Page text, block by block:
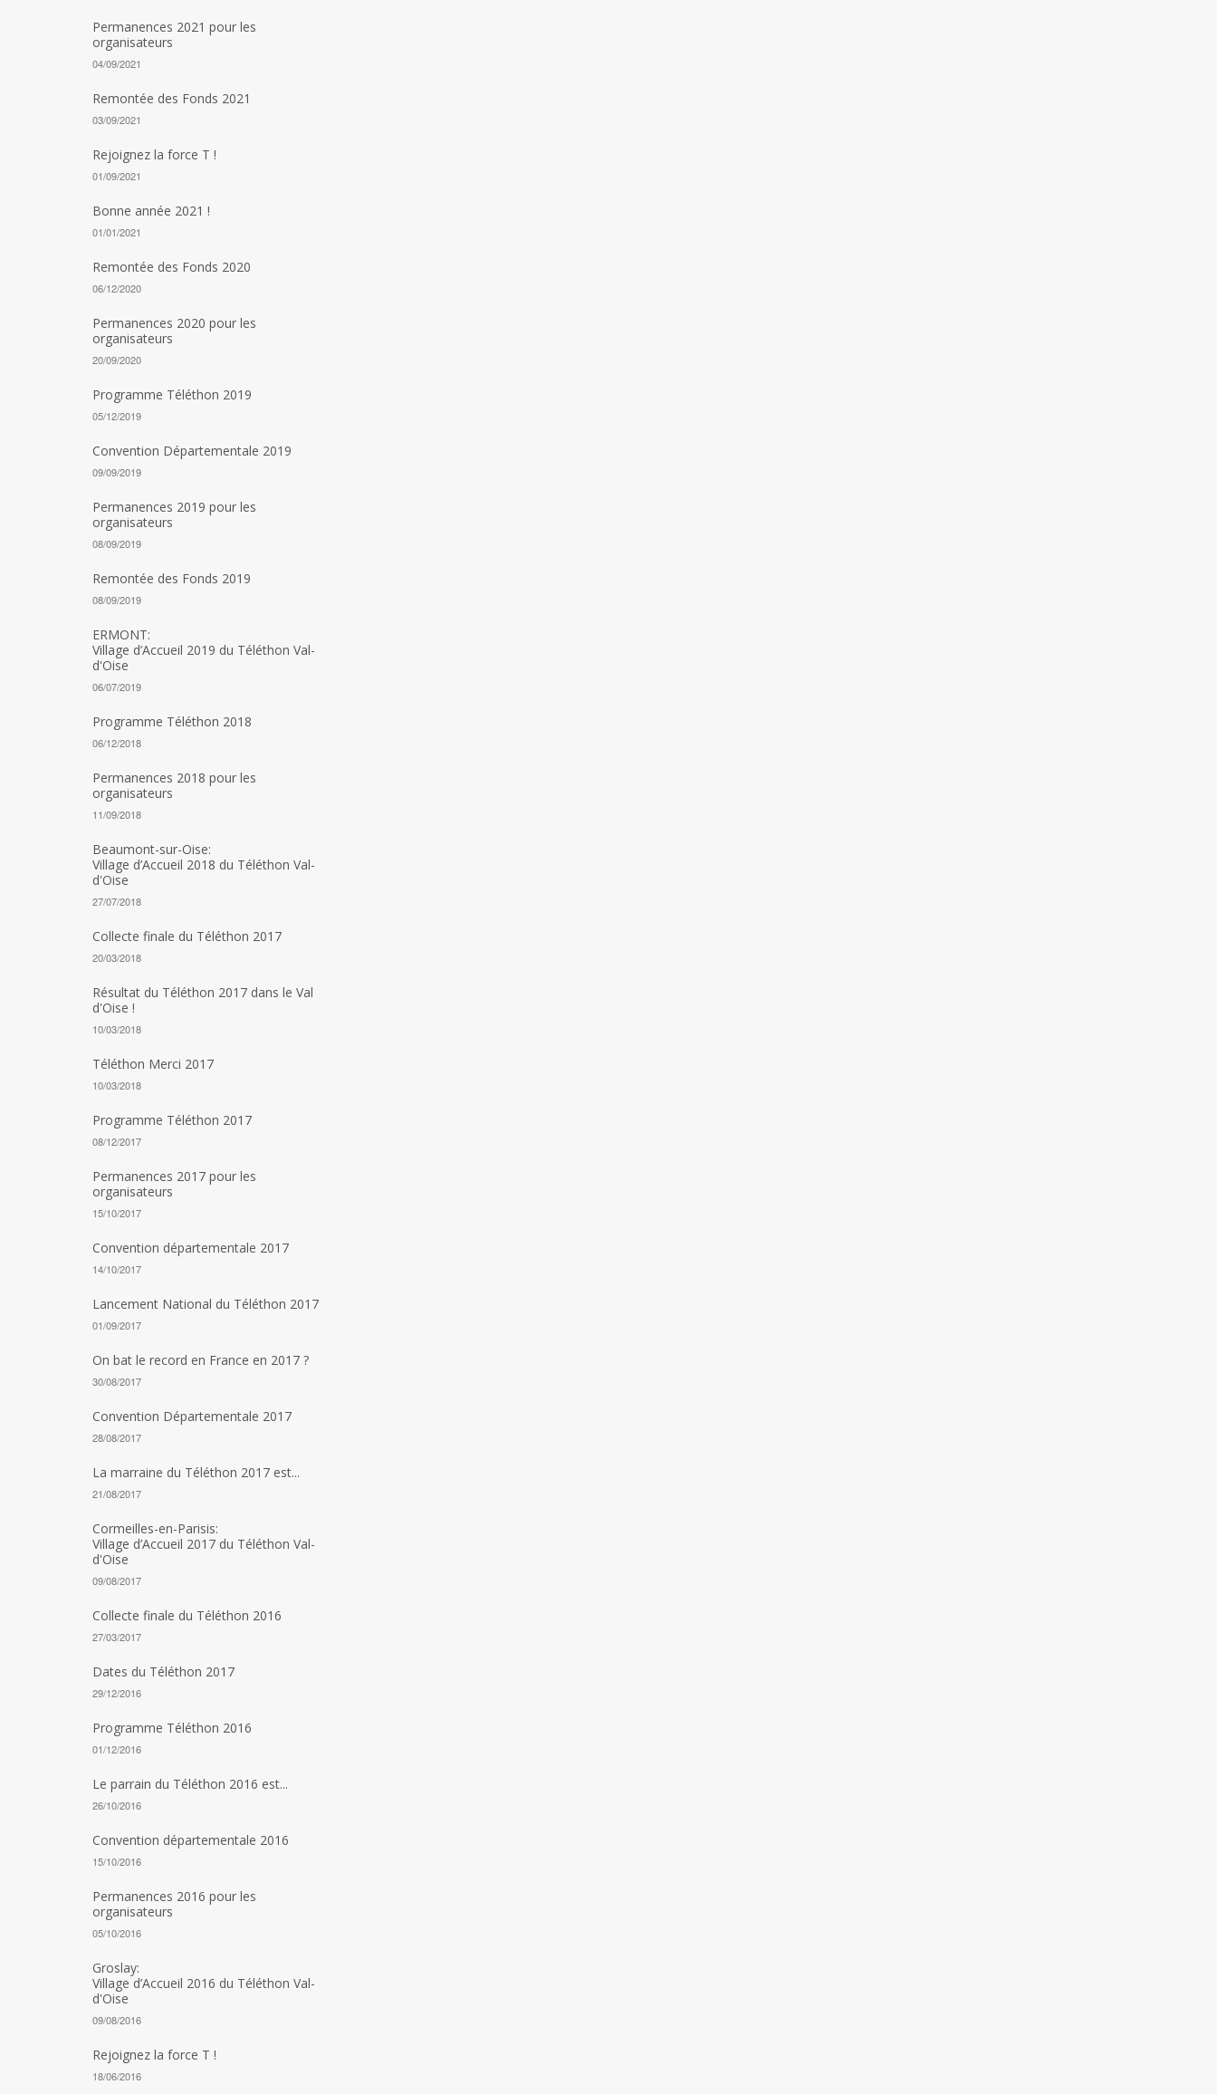
Permanences 2021 pour les
organisateurs
04/09/2021
Remontée des Fonds 2021
03/09/2021
Rejoignez la force T !
01/09/2021
Bonne année 2021 !
01/01/2021
Remontée des Fonds 2020
06/12/2020
Permanences 2020 pour les
organisateurs
20/09/2020
Programme Téléthon 2019
05/12/2019
Convention Départementale 2019
09/09/2019
Permanences 2019 pour les
organisateurs
08/09/2019
Remontée des Fonds 2019
08/09/2019
ERMONT:
Village d’Accueil 2019 du Téléthon Val-
d'Oise
06/07/2019
Programme Téléthon 2018
06/12/2018
Permanences 2018 pour les
organisateurs
11/09/2018
Beaumont-sur-Oise:
Village d’Accueil 2018 du Téléthon Val-
d'Oise
27/07/2018
Collecte finale du Téléthon 2017
20/03/2018
Résultat du Téléthon 2017 dans le Val
d'Oise !
10/03/2018
Téléthon Merci 2017
10/03/2018
Programme Téléthon 2017
08/12/2017
Permanences 2017 pour les
organisateurs
15/10/2017
Convention départementale 2017
14/10/2017
Lancement National du Téléthon 2017
01/09/2017
On bat le record en France en 2017 ?
30/08/2017
Convention Départementale 2017
28/08/2017
La marraine du Téléthon 2017 est...
21/08/2017
Cormeilles-en-Parisis:
Village d’Accueil 2017 du Téléthon Val-
d'Oise
09/08/2017
Collecte finale du Téléthon 2016
27/03/2017
Dates du Téléthon 2017
29/12/2016
Programme Téléthon 2016
01/12/2016
Le parrain du Téléthon 2016 est...
26/10/2016
Convention départementale 2016
15/10/2016
Permanences 2016 pour les
organisateurs
05/10/2016
Groslay:
Village d’Accueil 2016 du Téléthon Val-
d'Oise
09/08/2016
Rejoignez la force T !
18/06/2016